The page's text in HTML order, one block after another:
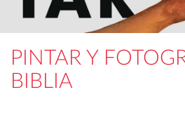
PINTAR Y
BIBLIA